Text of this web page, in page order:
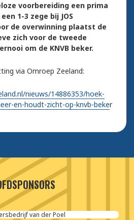
voorbereiding een prima
1-3 zege bij JOS
de overwinning plaatst de
zich voor de tweede
om de KNVB beker.
via Omroep Zeeland:
nieuws/14886353/hoek-
en-houdt-zicht-op-knvb-beker
van der Poel